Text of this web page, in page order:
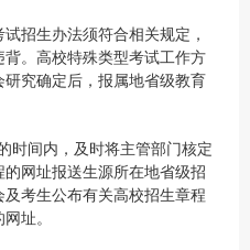
生办法须符合相关规定，
。高校特殊类型考试工作方
究确定后，报属地省级教育
间内，及时将主管部门核定
网址报送生源所在地省级招
考生公布有关高校招生章程
址。